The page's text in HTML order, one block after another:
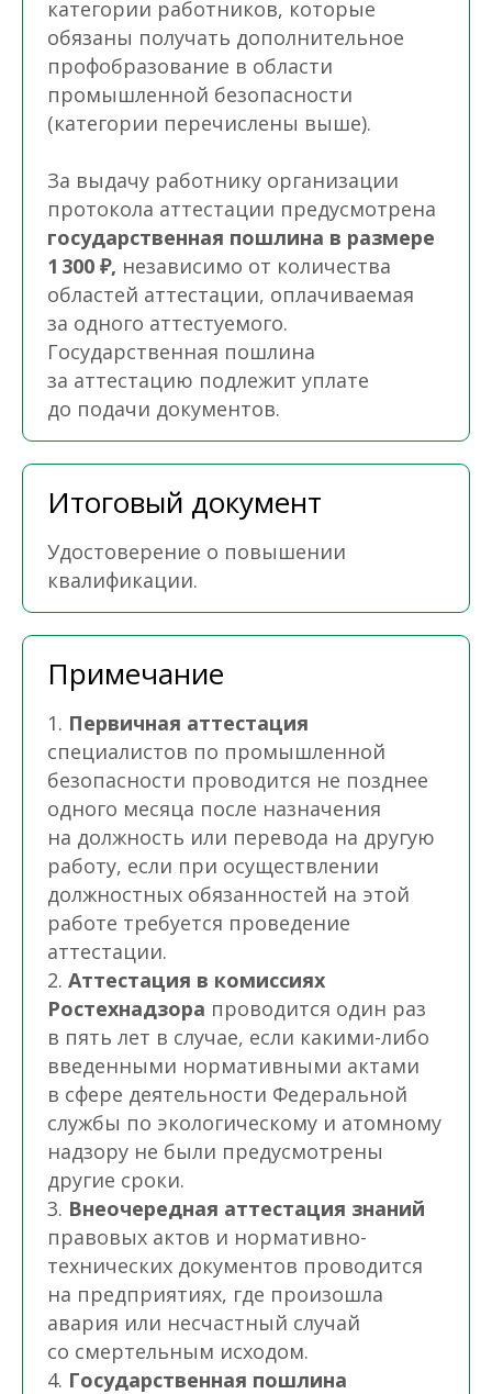
категории работников, которые
обязаны получать дополнительное
профобразование в области
промышленной безопасности
(категории перечислены выше).
За выдачу работнику организации
протокола аттестации предусмотрена
государственная пошлина в размере
1 300 ₽, независимо от количества
областей аттестации, оплачиваемая
за одного аттестуемого.
Государственная пошлина
за аттестацию подлежит уплате
до подачи документов.
Итоговый документ
Удостоверение о повышении
квалификации.
Примечание
1. Первичная аттестация
специалистов по промышленной
безопасности проводится не позднее
одного месяца после назначения
на должность или перевода на другую
работу, если при осуществлении
должностных обязанностей на этой
работе требуется проведение
аттестации.
2. Аттестация в комиссиях
Ростехнадзора проводится один раз
в пять лет в случае, если какими-либо
введенными нормативными актами
в сфере деятельности Федеральной
службы по экологическому и атомному
надзору не были предусмотрены
другие сроки.
3. Внеочередная аттестация знаний
правовых актов и нормативно-
технических документов проводится
на предприятиях, где произошла
авария или несчастный случай
со смертельным исходом.
4. Государственная пошлина